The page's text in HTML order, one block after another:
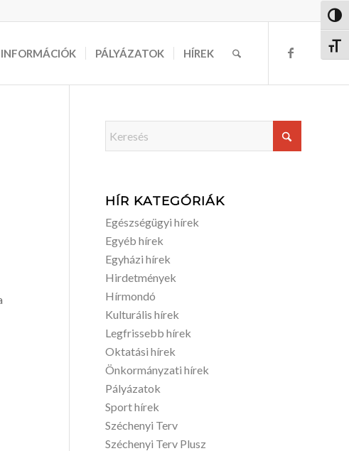
INFORMÁCIÓK PÁLYÁZATOK HÍREK
HÍR KATEGÓRIÁK
Egészségügyi hírek
Egyéb hírek
Egyházi hírek
Hirdetmények
Hírmondó
Kulturális hírek
Legfrissebb hírek
Oktatási hírek
Önkormányzati hírek
Pályázatok
Sport hírek
Széchenyi Terv
Széchenyi Terv Plusz